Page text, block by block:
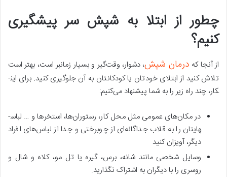
چطور از ابتلا به شپش سر پیشگیری
کنیم؟
از آن­جا که درمان شپش، دشوار، وقت­‌گیر و بسیار زمان­بر است، بهتر است
تلاش کنید از ابتلای خودتان یا کودکانتان به آن جلوگیری کنید. برای این­
کار، چند راه زیر را به شما پیشنهاد می­‌کنیم:
در مکان‌­های عمومی مثل محل کار، رستوران­‌ها، استخرها و … لباس­
هایتان را به قلاب جداگانه­‌ای از چوب­رختی و جدا از لباس­‌های افراد
دیگر، آویزان کنید
وسایل شخصی مانند شانه، برس، گیره یا تل مو، کلاه و شال و
روسری را با دیگران به اشتراک نگذارید.